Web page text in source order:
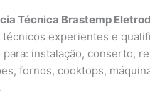
Técnica Brastemp
técnicos experientes e
instalação, conserto,
fornos, cooktops,